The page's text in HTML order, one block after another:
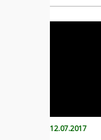
12.07.2017